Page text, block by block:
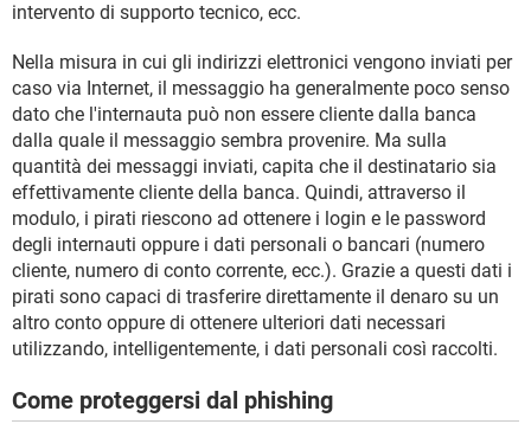
intervento di supporto tecnico, ecc.
Nella misura in cui gli indirizzi elettronici vengono inviati per
caso via Internet, il messaggio ha generalmente poco senso
dato che l'internauta può non essere cliente dalla banca
dalla quale il messaggio sembra provenire. Ma sulla
quantità dei messaggi inviati, capita che il destinatario sia
effettivamente cliente della banca. Quindi, attraverso il
modulo, i pirati riescono ad ottenere i login e le password
degli internauti oppure i dati personali o bancari (numero
cliente, numero di conto corrente, ecc.). Grazie a questi dati i
pirati sono capaci di trasferire direttamente il denaro su un
altro conto oppure di ottenere ulteriori dati necessari
utilizzando, intelligentemente, i dati personali così raccolti.
Come proteggersi dal phishing